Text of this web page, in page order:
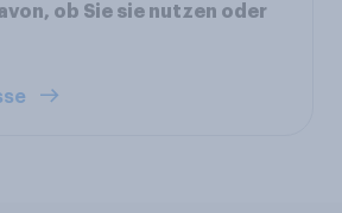
ob Sie sie nutzen oder